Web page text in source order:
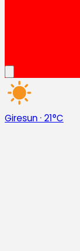
Giresun· 21°C